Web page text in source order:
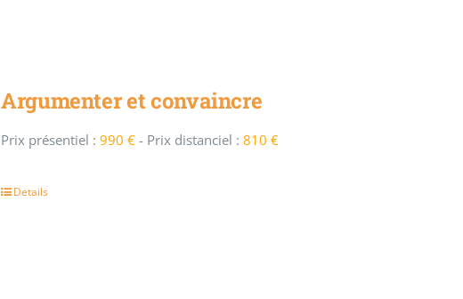
Argumenter et convaincre
Prix présentiel : 990 €- Prix distanciel : 810 €
Details